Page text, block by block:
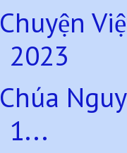
Chuyện
2023
Chúa
1...